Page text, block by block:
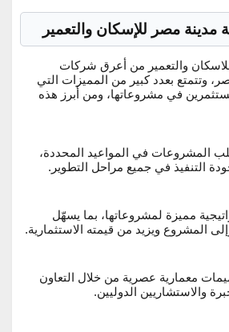
مصر للإسكان والتعمير
والتعمير من أعرق شركات
وتتمتع بعدد كبير من المميزات التي
في مشروعاتها، ومن أبرز هذه
المشروعات في المواعيد المحددة،
التنفيذ في جميع مراحل التطوير.
مميزة لمشروعاتها، بما يسهّل
المشروع ويزيد من قيمته الاستثمارية.
معمارية عصرية من خلال التعاون
والاستشاريين الدوليين.